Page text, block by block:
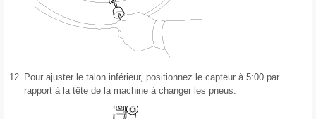
12. Pour ajuster le talon inférieur, positionnez le capteur à 5:00 par
rapport à la tête de la machine à changer les pneus.